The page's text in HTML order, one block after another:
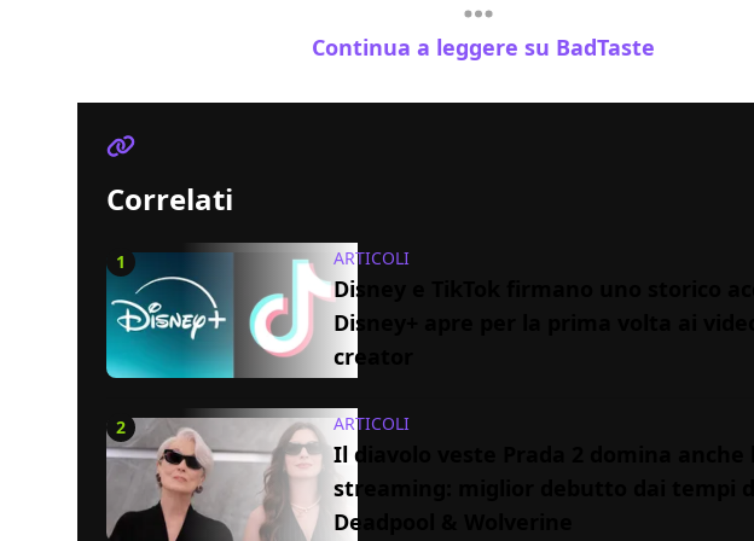
Continua a leggere su BadTaste
Correlati
1 ARTICOLI
Disney e TikTok firmano uno storico
Disney+ apre per la prima volta ai video
creator
2 ARTICOLI
Il diavolo veste Prada 2 domina anche lo
streaming: miglior debutto dai tempi di
Deadpool & Wolverine